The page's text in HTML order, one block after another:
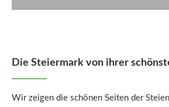
Die Steiermark von ihrer
Wir zeigen die schönen Seiten der